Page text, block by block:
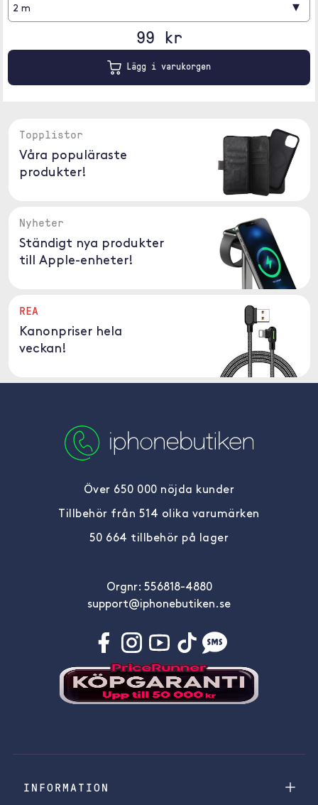
2 m ▾
99 kr
Lägg i varukorgen
Topplistor
Våra populäraste
produkter!
Nyheter
Ständigt nya produkter
till Apple-enheter!
REA
Kanonpriser hela
veckan!
Över 650 000 nöjda kunder
Tillbehör från 514 olika varumärken
50 664 tillbehör på lager
Orgnr: 556818-4880
support@iphonebutiken.se
INFORMATION